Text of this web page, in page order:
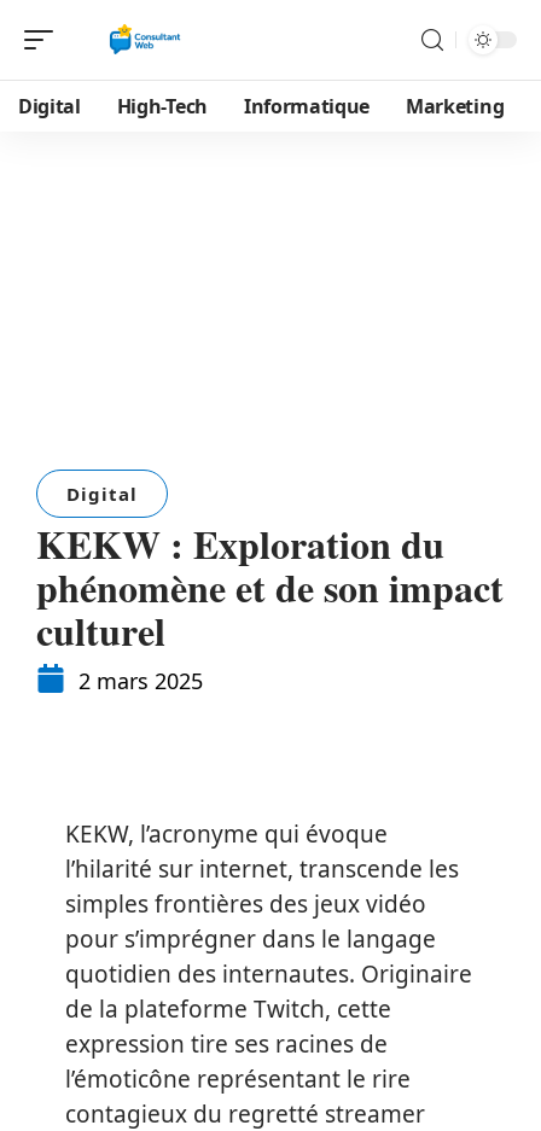
Digital High-Tech Informatique Marketing
Digital
KEKW : Exploration du
phénomène et de son impact
culturel
2 mars 2025
KEKW, l’acronyme qui évoque
l’hilarité sur internet, transcende les
simples frontières des jeux vidéo
pour s’imprégner dans le langage
quotidien des internautes. Originaire
de la plateforme Twitch, cette
expression tire ses racines de
l’émoticône représentant le rire
contagieux du regretté streamer